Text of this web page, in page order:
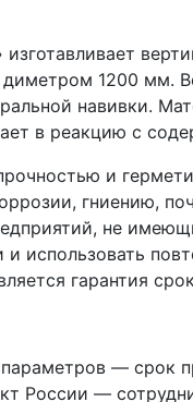
1200 мм.
навивки.
в реакцию с
и
гниению,
не
использовать
гарантия
— срок
России —